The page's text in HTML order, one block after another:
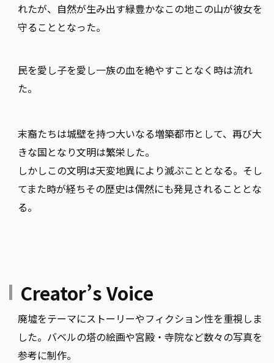
れたが、自然が生み出す緑豊かなこの地この山が彼女を
守ることとなった。
民を愛し子を愛し一族の血を絶やすことなく時は流れ
た。
末裔たちは城壁を持つ大いなる増築都市として、再び大
きな国となり文明は繁栄した。
しかしこの文明は天変地異により滅ぶこととなる。そし
てまた時が経ちその歴史は偶然にも発見されることとな
る。
Creator’s Voice
廃墟をテーマにストーリーやフィクション性を重視しま
した。バベルの塔の絵画や宮殿・寺院など数々の写真を
参考に制作。